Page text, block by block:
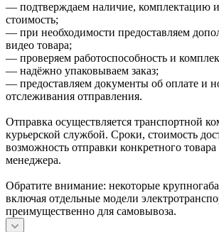
— подтверждаем наличие, комплектацию
стоимость;
— при необходимости предоставляем
видео товара;
— проверяем работоспособность и
— надёжно упаковываем заказ;
— предоставляем документы об оплате и
отслеживания отправления.
Отправка осуществляется транспортной
курьерской службой. Сроки, стоимость
возможность отправки конкретного товара
менеджера.
Обратите внимание: некоторые
включая отдельные модели
преимущественно для самовывоза.